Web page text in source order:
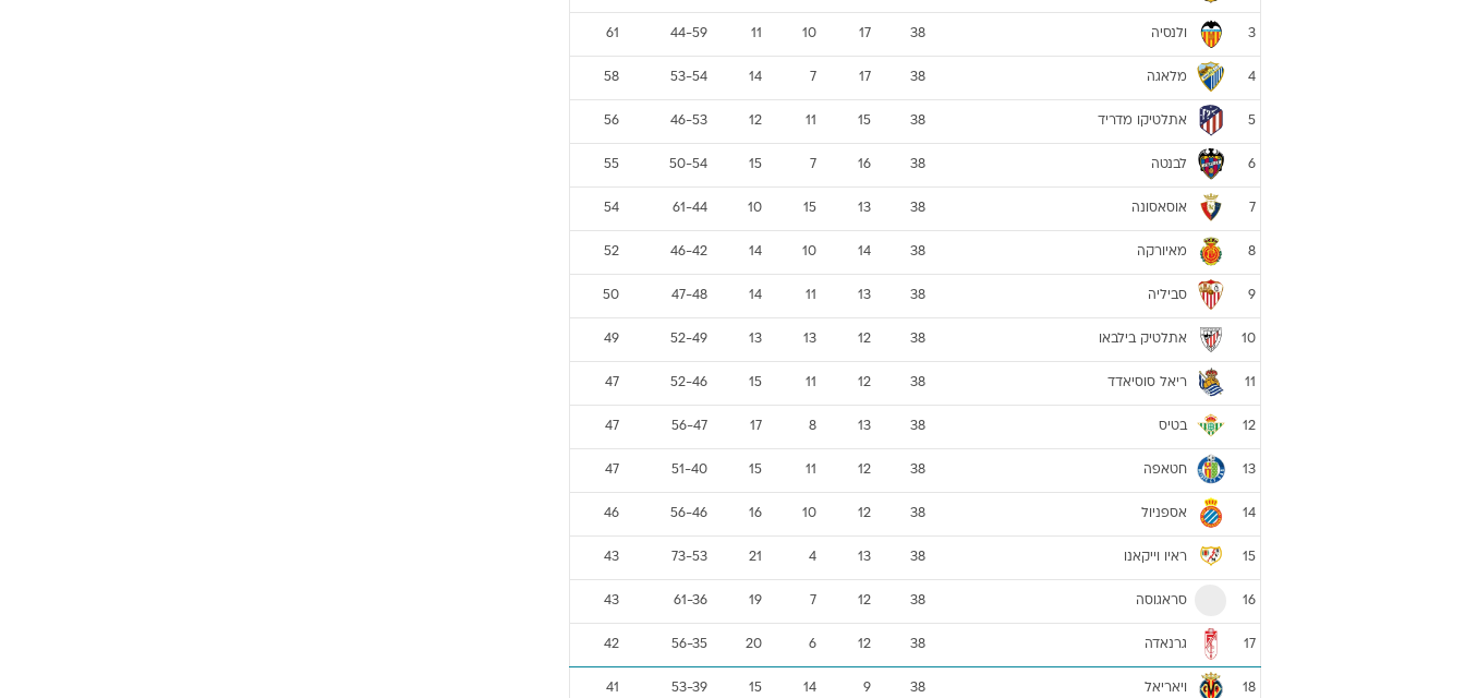
3 ולנסיה 38
17
10
11
44-59
61
4 מלאגה 38
17
7
14
53-54
58
5 אתלטיקו מדריד 38
15
11
12
46-53
56
6 לבנטה 38
16
7
15
50-54
55
7 אוסאסונה 38
13
15
10
61-44
54
8 מאיורקה 38
14
10
14
46-42
52
9 סביליה 38
13
11
14
47-48
50
10 אתלטיק בילבאו 38
12
13
13
52-49
49
11 ריאל סוסיאדד 38
12
11
15
52-46
47
12 בטיס 38
13
8
17
56-47
47
13 חטאפה 38
12
11
15
51-40
47
14 אספניול 38
12
10
16
56-46
46
15 ראיו וייקאנו 38
13
4
21
73-53
43
16 סראגוסה 38
12
7
19
61-36
43
17 גרנאדה 38
12
6
20
56-35
42
18 ויאריאל 38
9
14
15
53-39
41